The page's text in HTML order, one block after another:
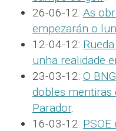
26-06-12: As
empezarán o
12-04-12:
unha realidade
23-03-12: O
dobles mentiras
Parador.
16-03-12: